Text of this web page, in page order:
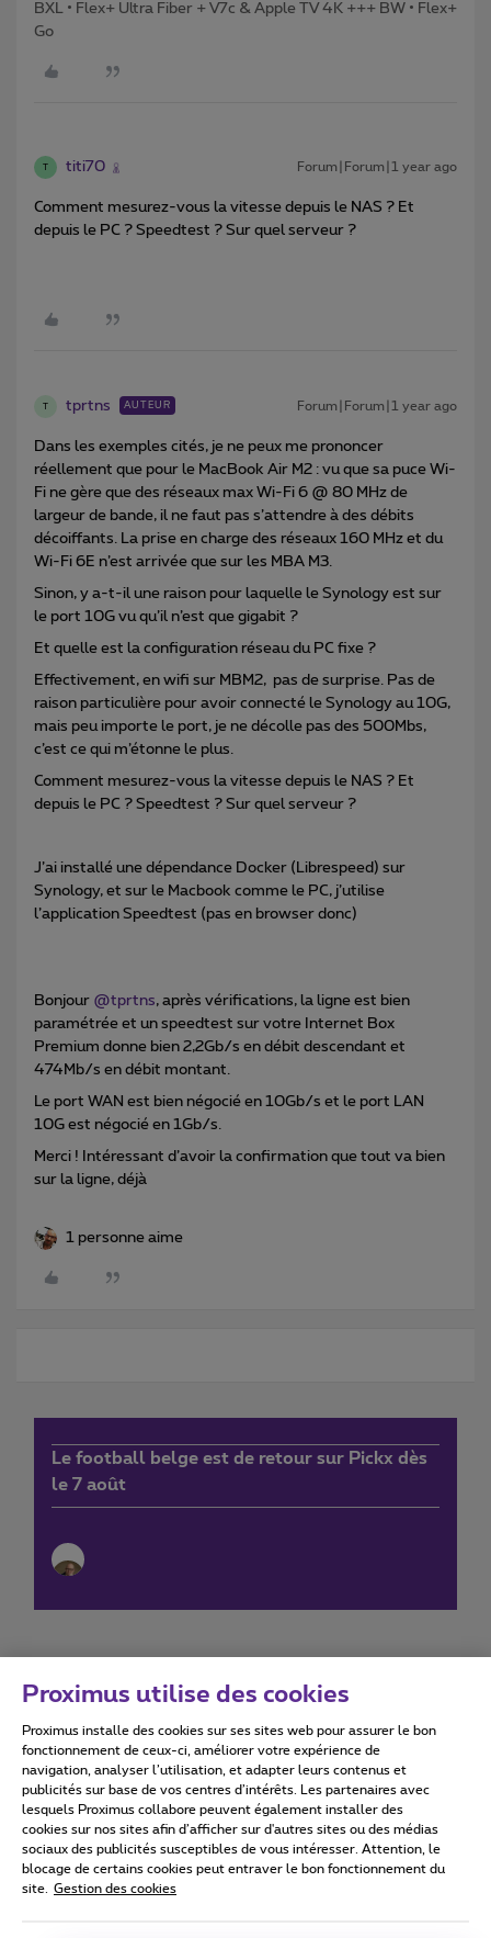
BXL • Flex+ Ultra Fiber + V7c & Apple TV 4K +++ BW • Flex+
Go
titi70 Forum|Forum|1 year ago
Comment mesurez-vous la vitesse depuis le NAS ? Et
depuis le PC ? Speedtest ? Sur quel serveur ?
tprtns AUTEUR Forum|Forum|1 year ago
Dans les exemples cités, je ne peux me prononcer
réellement que pour le MacBook Air M2 : vu que sa puce Wi-
Fi ne gère que des réseaux max Wi-Fi 6 @ 80 MHz de
largeur de bande, il ne faut pas s’attendre à des débits
décoiffants. La prise en charge des réseaux 160 MHz et du
Wi-Fi 6E n’est arrivée que sur les MBA M3.
Sinon, y a-t-il une raison pour laquelle le Synology est sur
le port 10G vu qu’il n’est que gigabit ?
Et quelle est la configuration réseau du PC fixe ?
Effectivement, en wifi sur MBM2, pas de surprise. Pas de
raison particulière pour avoir connecté le Synology au 10G,
mais peu importe le port, je ne décolle pas des 500Mbs,
c’est ce qui m’étonne le plus.
Comment mesurez-vous la vitesse depuis le NAS ? Et
depuis le PC ? Speedtest ? Sur quel serveur ?
J’ai installé une dépendance Docker (Librespeed) sur
Synology, et sur le Macbook comme le PC, j’utilise
l’application Speedtest (pas en browser donc)
Bonjour ​ @tprtns, après vérifications, la ligne est bien
paramétrée et un speedtest sur votre Internet Box
Premium donne bien 2,2Gb/s en débit descendant et
474Mb/s en débit montant.
Le port WAN est bien négocié en 10Gb/s et le port LAN
10G est négocié en 1Gb/s.
Merci ! Intéressant d’avoir la confirmation que tout va bien
sur la ligne, déjà
1 personne aime
Le football belge est de retour sur Pickx dès
le 7 août
Conditions d'utilisation Accessibility statement
Tous droits réservés. © 2026
Conditions générales, info consommateur
Proximus utilise des cookies
Proximus installe des cookies sur ses sites web pour assurer le bon
fonctionnement de ceux-ci, améliorer votre expérience de
navigation, analyser l’utilisation, et adapter leurs contenus et
publicités sur base de vos centres d’intérêts. Les partenaires avec
lesquels Proximus collabore peuvent également installer des
cookies sur nos sites afin d’afficher sur d'autres sites ou des médias
sociaux des publicités susceptibles de vous intéresser. Attention, le
blocage de certains cookies peut entraver le bon fonctionnement du
site.
Gestion des cookies